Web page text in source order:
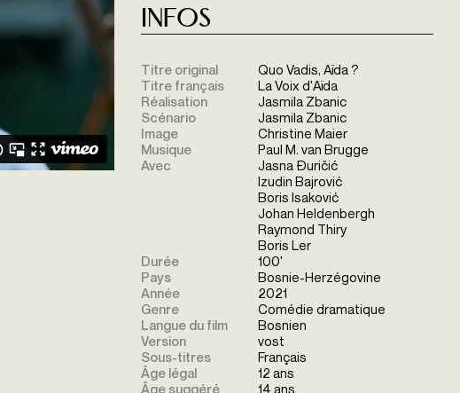
Infos
Titre original
Quo Vadis, Aïda ?
Titre français
La Voix d'Aïda
Réalisation
Jasmila Zbanic
Scénario
Jasmila Zbanic
Image
Christine Maier
Musique
Paul M. van Brugge
Avec
Jasna Đuričić
Izudin Bajrović
Boris Isaković
Johan Heldenbergh
Raymond Thiry
Boris Ler
Durée
100'
Pays
Bosnie-Herzégovine
Année
2021
Genre
Comédie dramatique
Langue du film
Bosnien
Version
vost
Sous-titres
Français
Âge légal
12 ans
Âge suggéré
14 ans